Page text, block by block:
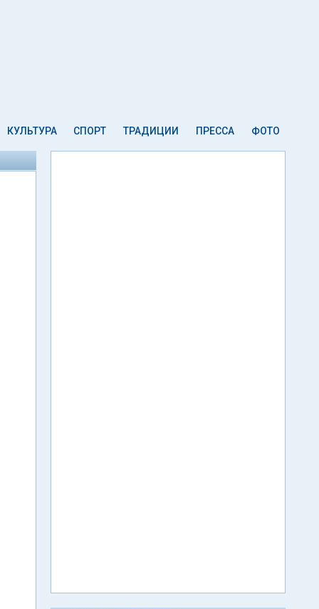
КУЛЬТУРА СПОРТ ТРАДИЦИИ ПРЕССА ФОТО